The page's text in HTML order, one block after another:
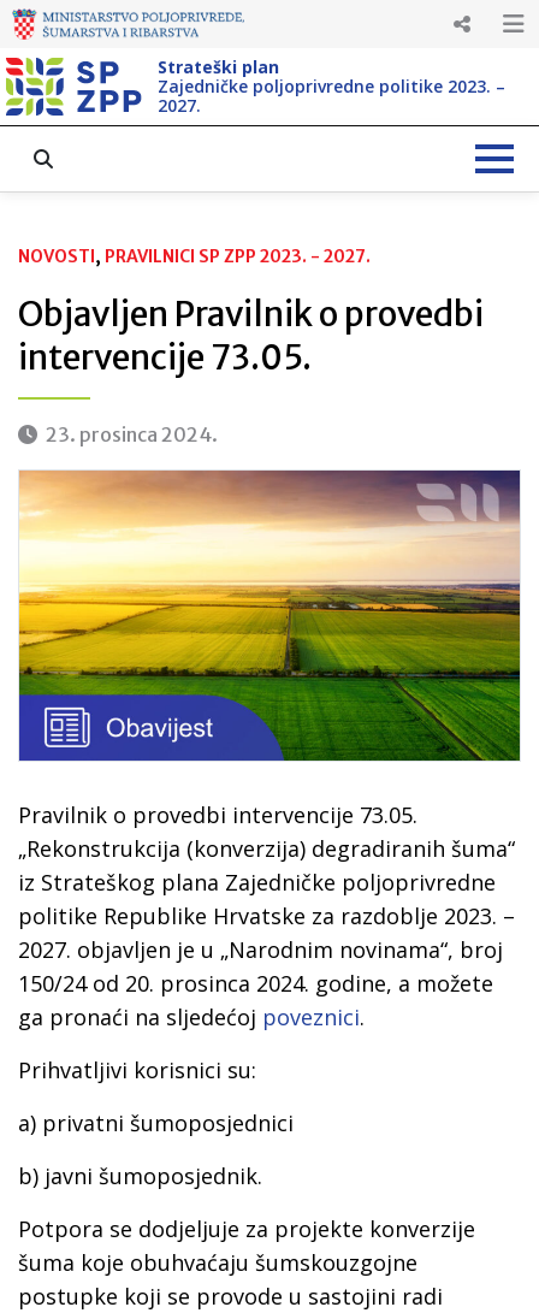
Strateški plan
Zajedničke poljoprivredne politike 2023. –
2027.
NOVOSTI, PRAVILNICI SP ZPP 2023. - 2027.
Objavljen Pravilnik o provedbi
intervencije 73.05.
23. prosinca 2024.
Pravilnik o provedbi intervencije 73.05.
„Rekonstrukcija (konverzija) degradiranih šuma“
iz Strateškog plana Zajedničke poljoprivredne
politike Republike Hrvatske za razdoblje 2023. –
2027. objavljen je u „Narodnim novinama“, broj
150/24 od 20. prosinca 2024. godine, a možete
ga pronaći na sljedećoj poveznici.
Prihvatljivi korisnici su:
a) privatni šumoposjednici
b) javni šumoposjednik.
Potpora se dodjeljuje za projekte konverzije
šuma koje obuhvaćaju šumskouzgojne
postupke koji se provode u sastojini radi